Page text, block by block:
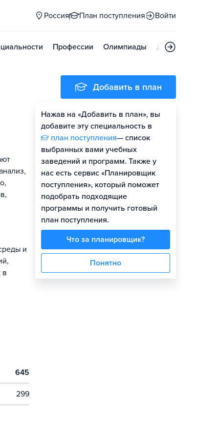
Россия План поступления Войти
Профессии Олимпиады Дни открытых
и
в
645
299
Добавить в план
Нажав на «Добавить в план», вы
добавите эту специальность в
план поступления— список
выбранных вами учебных
заведений и программ. Также у
нас есть сервис «Планировщик
поступления», который поможет
подобрать подходящие
программы и получить готовый
план поступления.
Что за планировщик?
Понятно